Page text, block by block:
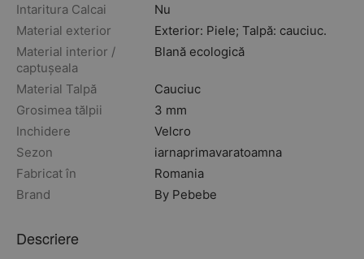
Intaritura Calcai
Nu
Material exterior
Exterior: Piele; Talpă: cauciuc.
Material interior /
captușeala
Blană ecologică
Material Talpă
Cauciuc
Grosimea tălpii
3 mm
Inchidere
Velcro
Sezon
iarnaprimavaratoamna
Fabricat în
Romania
Brand
By Pebebe
Descriere